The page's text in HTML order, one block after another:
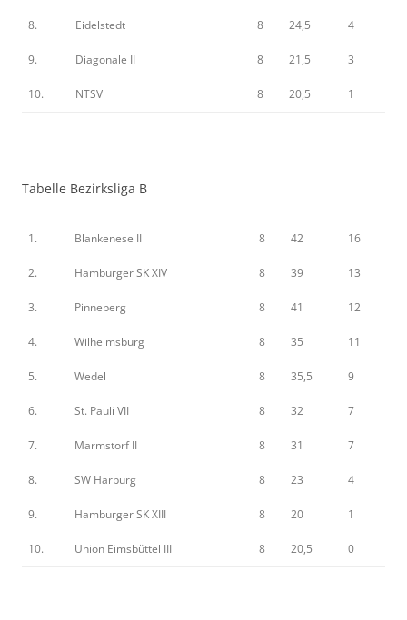
8. Eidelstedt 8 24,5 4
9. Diagonale II 8 21,5 3
10. NTSV 8 20,5 1
Tabelle Bezirksliga B
1. Blankenese II 8 42 16
2. Hamburger SK XIV 8 39 13
3. Pinneberg 8 41 12
4. Wilhelmsburg 8 35 11
5. Wedel 8 35,5 9
6. St. Pauli VII 8 32 7
7. Marmstorf II 8 31 7
8. SW Harburg 8 23 4
9. Hamburger SK XIII 8 20 1
10. Union Eimsbüttel III 8 20,5 0